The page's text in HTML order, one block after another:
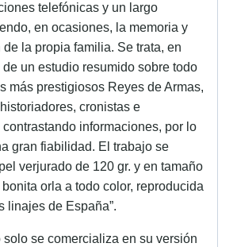
telefónicas y un largo
en ocasiones, la memoria y
la propia familia. Se trata, en
un estudio resumido sobre todo
más prestigiosos Reyes de Armas,
cronistas e
informaciones, por lo
gran fiabilidad. El trabajo se
verjurado de 120 gr. y en tamaño
orla a todo color, reproducida
linajes de España”.
solo se comercializa en su versión